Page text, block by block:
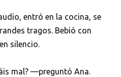
entró en la cocina, se
tragos. Bebió con
silencio.
mal? —preguntó Ana.